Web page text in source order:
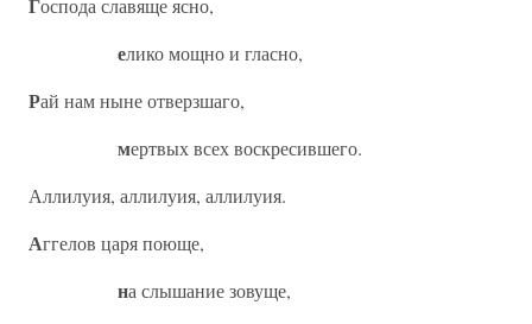
оспода славяще ясно,
елико мощно и гласно,
Рай нам ныне отверзшаго,
мертвых всех воскресившего.
Аллилуия, аллилуия, аллилуия.
Аггелов царя поюще,
на слышание зовуще,